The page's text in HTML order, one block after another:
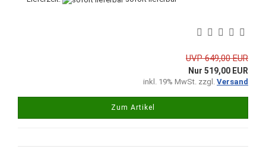
UVP 649,00 EUR
Nur 519,00 EUR
inkl. 19% MwSt. zzgl. Versand
Zum Artikel